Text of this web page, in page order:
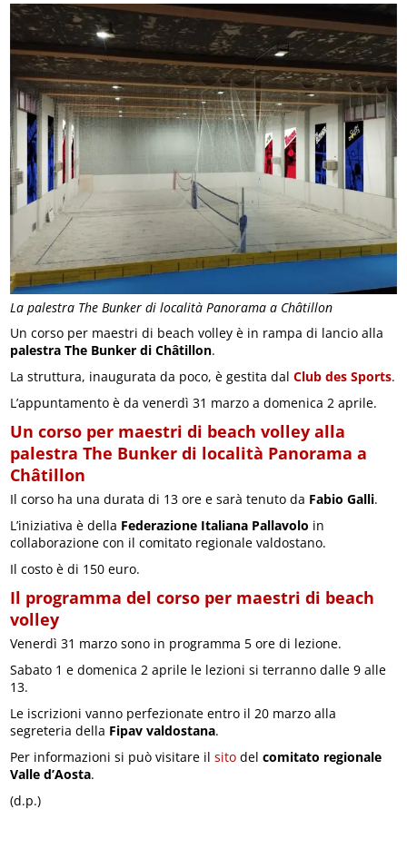
La palestra The Bunker di località Panorama a Châtillon
Un corso per maestri di beach volley è in rampa di lancio alla
palestra The Bunker di Châtillon.
La struttura, inaugurata da poco, è gestita dalClub des Sports.
L’appuntamento è da venerdì 31 marzo a domenica 2 aprile.
Un corso per maestri di beach volley alla
palestra The Bunker di località Panorama a
Châtillon
Il corso ha una durata di 13 ore e sarà tenuto da Fabio Galli.
L’iniziativa è della Federazione Italiana Pallavolo in
collaborazione con il comitato regionale valdostano.
Il costo è di 150 euro.
Il programma del corso per maestri di beach
volley
Venerdì 31 marzo sono in programma 5 ore di lezione.
Sabato 1 e domenica 2 aprile le lezioni si terranno dalle 9 alle
13.
Le iscrizioni vanno perfezionate entro il 20 marzo alla
segreteria della Fipav valdostana.
Per informazioni si può visitare ilsito delcomitato regionale
Valle d’Aosta.
(d.p.)